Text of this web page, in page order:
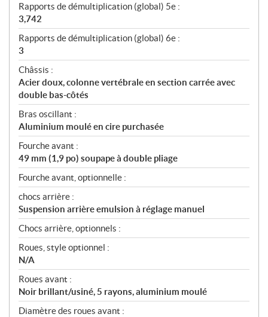
Rapports de démultiplication (global) 5e :
3,742
Rapports de démultiplication (global) 6e :
3
Châssis :
Acier doux, colonne vertébrale en section carrée avec
double bas-côtés
Bras oscillant :
Aluminium moulé en cire purchasée
Fourche avant :
49 mm (1,9 po) soupape à double pliage
Fourche avant, optionnelle :
chocs arrière :
Suspension arrière emulsion à réglage manuel
Chocs arrière, optionnels :
Roues, style optionnel :
N/A
Roues avant :
Noir brillant/usiné, 5 rayons, aluminium moulé
Diamètre des roues avant :